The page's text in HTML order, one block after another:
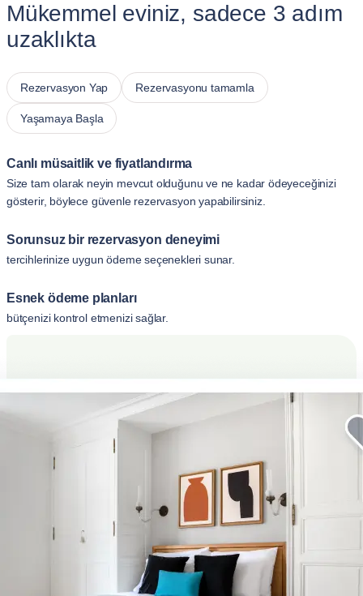
Mükemmel eviniz, sadece 3 adım
uzaklıkta
Rezervasyon Yap Rezervasyonu tamamla
Yaşamaya Başla
Canlı müsaitlik ve fiyatlandırma
Size tam olarak neyin mevcut olduğunu ve ne kadar ödeyeceğinizi
gösterir, böylece güvenle rezervasyon yapabilirsiniz.
Sorunsuz bir rezervasyon deneyimi
tercihlerinize uygun ödeme seçenekleri sunar.
Esnek ödeme planları
bütçenizi kontrol etmenizi sağlar.